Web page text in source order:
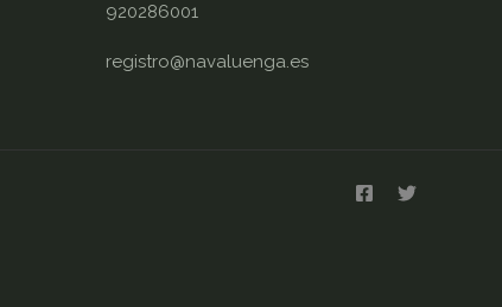
920286001
registro@navaluenga.es